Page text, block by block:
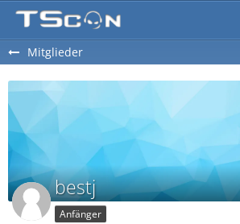
Mitglieder
bestj
Anfänger